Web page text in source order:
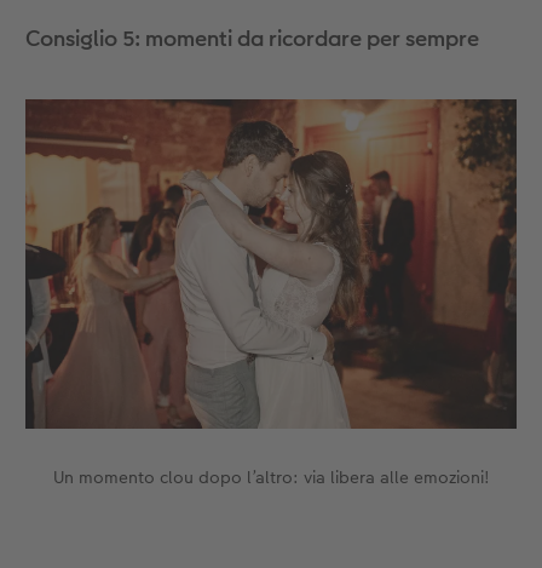
Consiglio 5: momenti da ricordare per sempre
Un momento clou dopo l’altro: via libera alle emozioni!